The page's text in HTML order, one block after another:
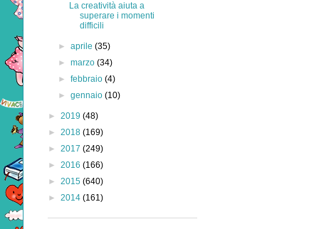
La creatività aiuta a
superare i momenti
difficili
►aprile(35)
►marzo(34)
►febbraio(4)
►gennaio(10)
► 2019 (48)
► 2018 (169)
► 2017 (249)
► 2016 (166)
► 2015 (640)
► 2014 (161)